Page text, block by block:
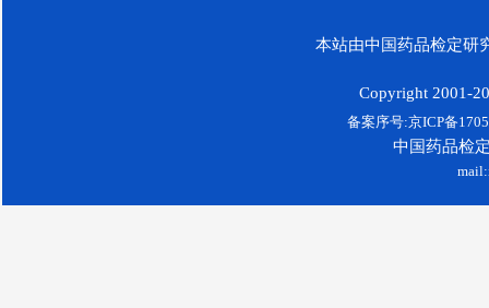
本站由中国药品检定研
Copyright 2001-
备案序号:京ICP备
中国药品检